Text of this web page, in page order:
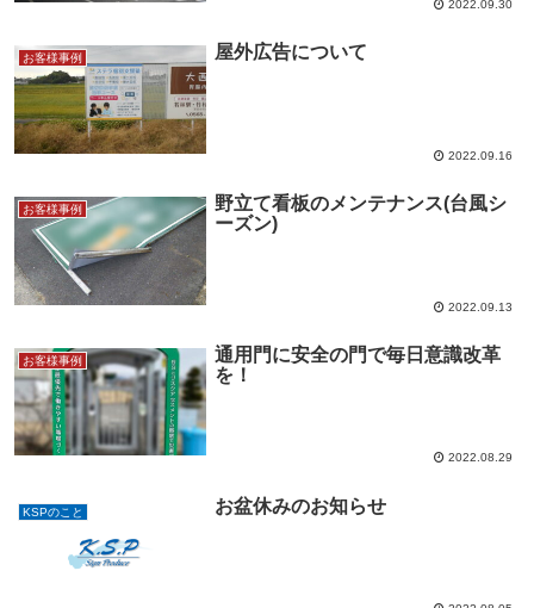
2022.09.30
お客様事例 屋外広告について
2022.09.16
お客様事例
野立て看板のメンテナンス(台風シ
ーズン)
2022.09.13
お客様事例
通用門に安全の門で毎日意識改革
を！
2022.08.29
KSPのこと お盆休みのお知らせ